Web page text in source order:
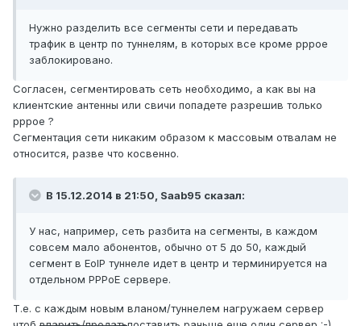
Нужно разделить все сегменты сети и передавать
трафик в центр по туннелям, в которых все кроме pppoe
заблокировано.
Согласен, сегментировать сеть необходимо, а как вы на
клиентские антенны или свичи попадете разрешив только
pppoe ?
Сегментация сети никаким образом к массовым отвалам не
относится, разве что косвенно.
В 15.12.2014 в 21:50, Saab95 сказал:
У нас, например, сеть разбита на сегменты, в каждом
совсем мало абонентов, обычно от 5 до 50, каждый
сегмент в EoIP туннеле идет в центр и терминируется на
отдельном PPPoE сервере.
Т.е. с каждым новым вланом/туннелем нагружаем сервер